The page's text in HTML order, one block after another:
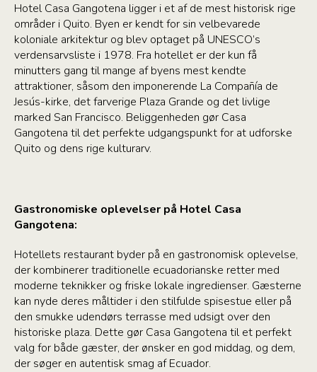
Hotel Casa Gangotena ligger i et af de mest historisk rige
områder i Quito. Byen er kendt for sin velbevarede
koloniale arkitektur og blev optaget på UNESCO’s
verdensarvsliste i 1978. Fra hotellet er der kun få
minutters gang til mange af byens mest kendte
attraktioner, såsom den imponerende La Compañía de
Jesús-kirke, det farverige Plaza Grande og det livlige
marked San Francisco. Beliggenheden gør Casa
Gangotena til det perfekte udgangspunkt for at udforske
Quito og dens rige kulturarv.
Gastronomiske oplevelser på Hotel Casa
Gangotena:
Hotellets restaurant byder på en gastronomisk oplevelse,
der kombinerer traditionelle ecuadorianske retter med
moderne teknikker og friske lokale ingredienser. Gæsterne
kan nyde deres måltider i den stilfulde spisestue eller på
den smukke udendørs terrasse med udsigt over den
historiske plaza. Dette gør Casa Gangotena til et perfekt
valg for både gæster, der ønsker en god middag, og dem,
der søger en autentisk smag af Ecuador.